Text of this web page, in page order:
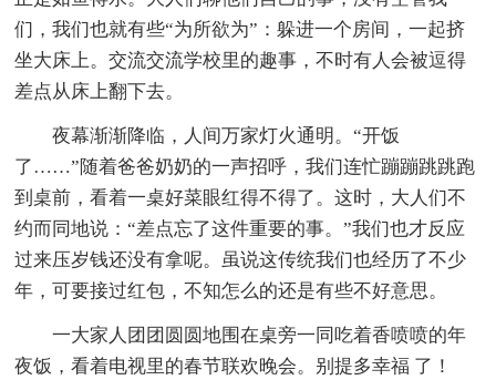
们，我们也就有些“为所欲为”：躲进一个房间，一起挤
坐大床上。交流交流学校里的趣事，不时有人会被逗得
差点从床上翻下去。
夜幕渐渐降临，人间万家灯火通明。“开饭
了……”随着爸爸奶奶的一声招呼，我们连忙蹦蹦跳跳跑
到桌前，看着一桌好菜眼红得不得了。这时，大人们不
约而同地说：“差点忘了这件重要的事。”我们也才反应
过来压岁钱还没有拿呢。虽说这传统我们也经历了不少
年，可要接过红包，不知怎么的还是有些不好意思。
一大家人团团圆圆地围在桌旁一同吃着香喷喷的年
夜饭，看着电视里的春节联欢晚会。别提多幸福 了！